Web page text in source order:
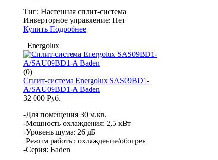
Тип: Настенная сплит-система
Инверторное управление: Нет
Купить Подробнее
Energolux
(0)
Сплит-система Energolux SAS09BD1-
A/SAU09BD1-A Baden
32 000 Руб.
-Для помещения 30 м.кв.
-Мощность охлаждения: 2,5 кВт
-Уровень шума: 26 дБ
-Режим работы: охлаждение/обогрев
-Серия: Baden